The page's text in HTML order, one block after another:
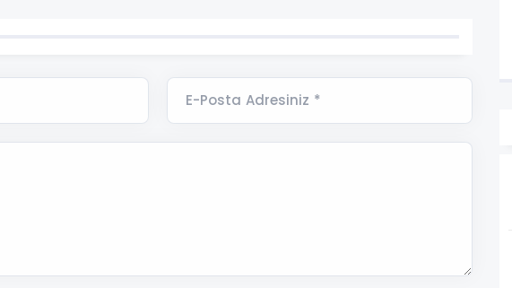
E-Posta Adresiniz *